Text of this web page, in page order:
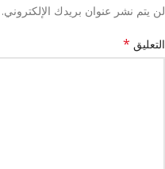
لن يتم نشر عنوان بريدك الإلكتروني.
التعليق *